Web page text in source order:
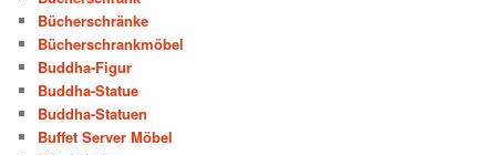
Bücherschränke
Bücherschrankmöbel
Buddha-Figur
Buddha-Statue
Buddha-Statuen
Buffet Server Möbel